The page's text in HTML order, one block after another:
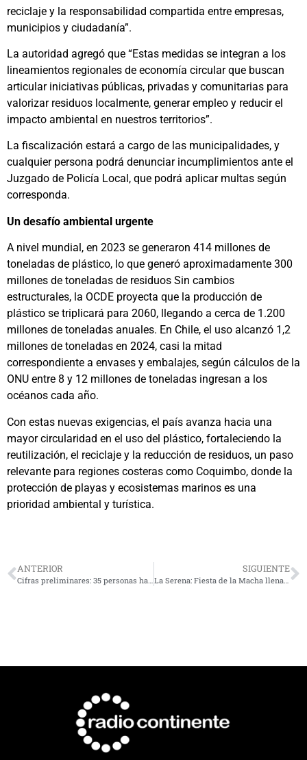
reciclaje y la responsabilidad compartida entre empresas,
municipios y ciudadanía”.
La autoridad agregó que “Estas medidas se integran a los
lineamientos regionales de economía circular que buscan
articular iniciativas públicas, privadas y comunitarias para
valorizar residuos localmente, generar empleo y reducir el
impacto ambiental en nuestros territorios”.
La fiscalización estará a cargo de las municipalidades, y
cualquier persona podrá denunciar incumplimientos ante el
Juzgado de Policía Local, que podrá aplicar multas según
corresponda.
Un desafío ambiental urgente
A nivel mundial, en 2023 se generaron 414 millones de
toneladas de plástico, lo que generó aproximadamente 300
millones de toneladas de residuos Sin cambios
estructurales, la OCDE proyecta que la producción de
plástico se triplicará para 2060, llegando a cerca de 1.200
millones de toneladas anuales. En Chile, el uso alcanzó 1,2
millones de toneladas en 2024, casi la mitad
correspondiente a envases y embalajes, según cálculos de la
ONU entre 8 y 12 millones de toneladas ingresan a los
océanos cada año.
Con estas nuevas exigencias, el país avanza hacia una
mayor circularidad en el uso del plástico, fortaleciendo la
reutilización, el reciclaje y la reducción de residuos, un paso
relevante para regiones costeras como Coquimbo, donde la
protección de playas y ecosistemas marinos es una
prioridad ambiental y turística.
ANTERIOR
Cifras preliminares: 35 personas habrían fallecido por cáncer de piel en la Región de Coquimbo en 2025
SIGUIENTE
La Serena: Fiesta de la Macha llenará de sabor la Caleta San Pedro